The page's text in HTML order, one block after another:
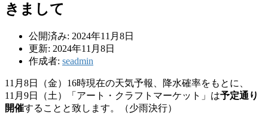
きまして
公開済み: 2024年11月8日
更新: 2024年11月8日
作成者: seadmin
11月8日（金）16時現在の天気予報、降水確率をもとに、
11月9日（土）「アート・クラフトマーケット」は予定通り
開催することと致します。（少雨決行）